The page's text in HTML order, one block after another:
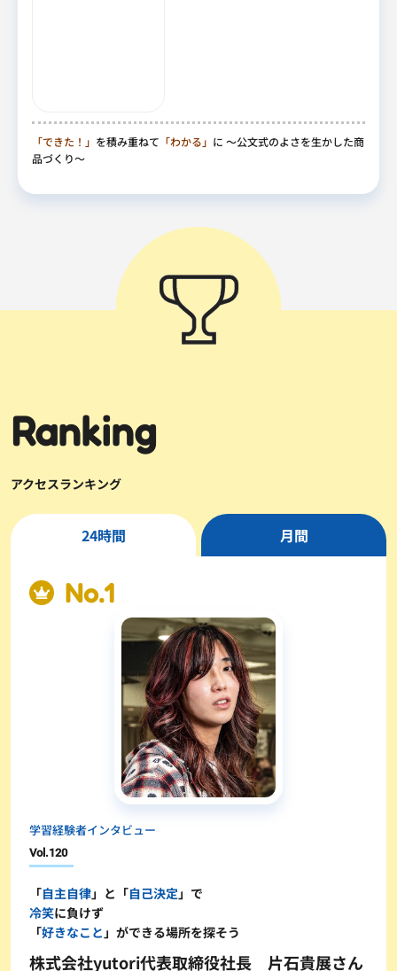
「できた！」 を積み重ねて 「わかる」 に ～公文式のよさを生かした商
品づくり～
Ranking
アクセスランキング
24時間 月間
学習経験者インタビュー
Vol.120
「自主自律」と「自己決定 」で
冷笑に負けず
「好きなこと 」ができる場所を探そう
株式会社yutori代表取締役社長 片石貴展さん